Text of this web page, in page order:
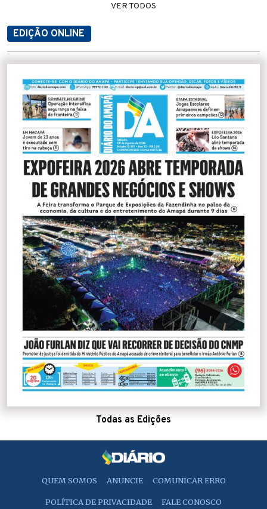
VER TODOS
EDIÇÃO ONLINE
Todas as Edições
QUEM SOMOS ANUNCIE COMUNICAR ERRO
POLÍTICA DE PRIVACIDADE FALE CONOSCO